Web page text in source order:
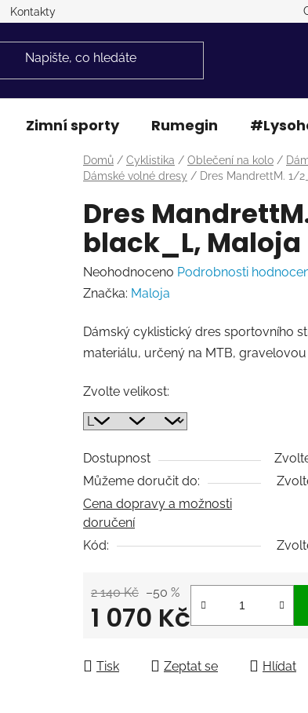
Kontakty
Zimní sporty Rumegin
Domů / Cyklistika / Oblečení na kolo /
Dámské volné dresy / Dres MandrettM. 1/
Dres
black_L, Maloja
Průměrné
hodnocení
je
0,0
5
hvězdiček.
Neohodnoceno Podrobnosti
Značka: Maloja
Dámský cyklistický dres sportovního
materiálu, určený na MTB, gravelovou
Zvolte velikost:
Dostupnost
Můžeme doručit do:
Cena dopravy a možnosti
doručení
Kód:
2 140 Kč –50 %
1 070 Kč
Tisk Zeptat se Hlídat